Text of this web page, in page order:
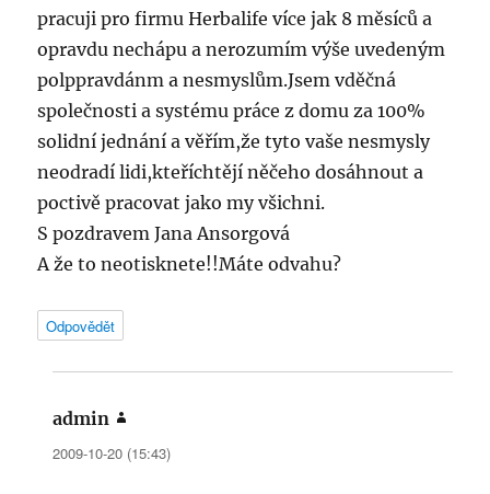
pracuji pro firmu Herbalife více jak 8 měsíců a
opravdu nechápu a nerozumím výše uvedeným
polppravdánm a nesmyslům.Jsem vděčná
společnosti a systému práce z domu za 100%
solidní jednání a věřím,že tyto vaše nesmysly
neodradí lidi,kteříchtějí něčeho dosáhnout a
poctivě pracovat jako my všichni.
S pozdravem Jana Ansorgová
A že to neotisknete!!Máte odvahu?
Odpovědět
admin
2009-10-20 (15:43)